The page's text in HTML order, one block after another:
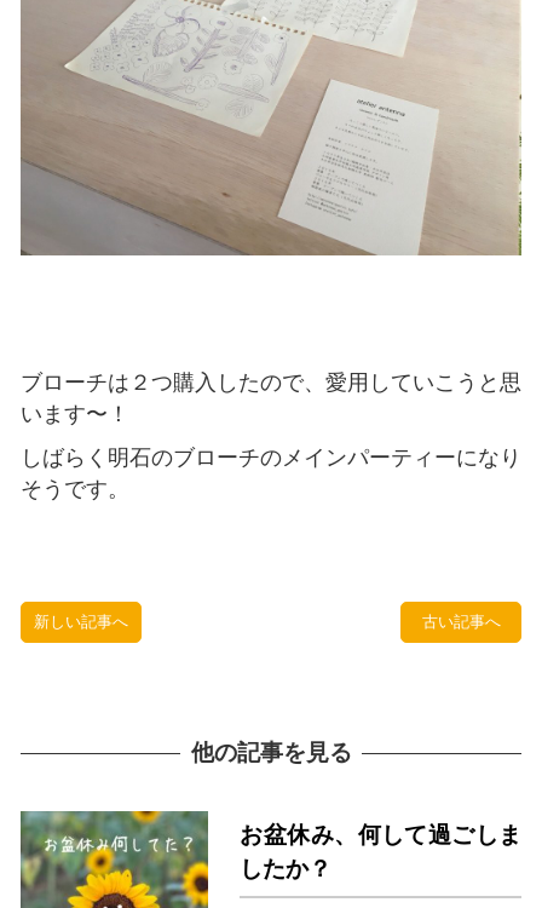
ブローチは２つ購入したので、愛用していこうと思
います〜！
しばらく明石のブローチのメインパーティーになり
そうです。
新しい記事へ 古い記事へ
他の記事を見る
お盆休み、何して過ごしま
したか？